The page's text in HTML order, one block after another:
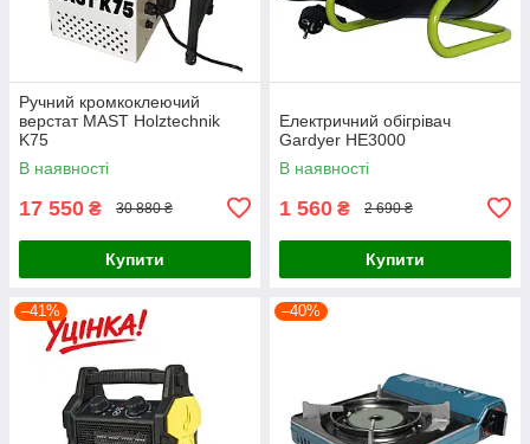
Ручний кромкоклеючий
верстат MAST Holztechnik
K75
В наявності
17 550 ₴ 30 880 ₴
Купити
Електричний обігрівач
Gardyer HE3000
В наявності
1 560 ₴ 2 690 ₴
Купити
–41% –40%